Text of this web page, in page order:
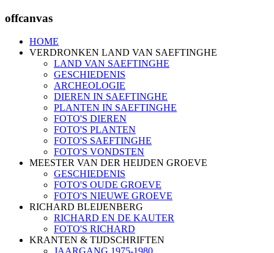
offcanvas
HOME
VERDRONKEN LAND VAN SAEFTINGHE
LAND VAN SAEFTINGHE
GESCHIEDENIS
ARCHEOLOGIE
DIEREN IN SAEFTINGHE
PLANTEN IN SAEFTINGHE
FOTO'S DIEREN
FOTO'S PLANTEN
FOTO'S SAEFTINGHE
FOTO'S VONDSTEN
MEESTER VAN DER HEIJDEN GROEVE
GESCHIEDENIS
FOTO'S OUDE GROEVE
FOTO'S NIEUWE GROEVE
RICHARD BLEIJENBERG
RICHARD EN DE KAUTER
FOTO'S RICHARD
KRANTEN & TIJDSCHRIFTEN